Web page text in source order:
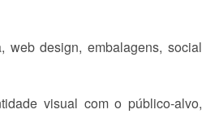
design, embalagens, social
visual com o público-alvo,